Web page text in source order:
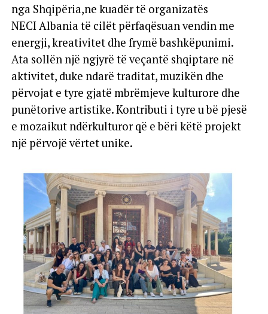
nga Shqipëria,ne kuadër të organizatës
NECI Albania të cilët përfaqësuan vendin me
energji, kreativitet dhe frymë bashkëpunimi.
Ata sollën një ngjyrë të veçantë shqiptare në
aktivitet, duke ndarë traditat, muzikën dhe
përvojat e tyre gjatë mbrëmjeve kulturore dhe
punëtorive artistike. Kontributi i tyre u bë pjesë
e mozaikut ndërkulturor që e bëri këtë projekt
një përvojë vërtet unike.